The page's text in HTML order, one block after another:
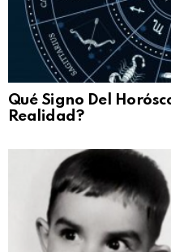
Qué Signo Del
Realidad?